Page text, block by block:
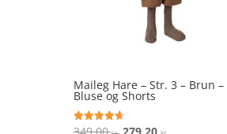
Maileg Hare – Str. 3 – Brun –
Bluse og Shorts
Vurderet
Den